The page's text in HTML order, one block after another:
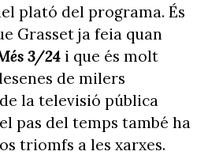
plató del programa. És
Grasset ja feia quan
3/24i que és molt
de milers
la televisió pública
pas del temps també ha
triomfs a les xarxes.